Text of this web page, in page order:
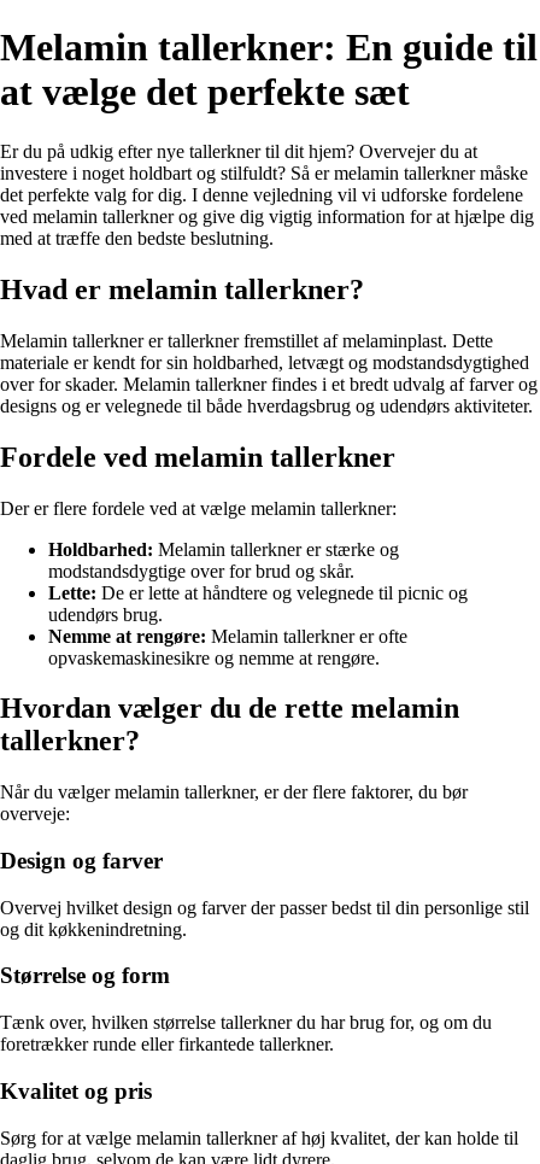
Melamin tallerkner: En guide til
at vælge det perfekte sæt
Er du på udkig efter nye tallerkner til dit hjem? Overvejer du at
investere i noget holdbart og stilfuldt? Så er melamin tallerkner måske
det perfekte valg for dig. I denne vejledning vil vi udforske fordelene
ved melamin tallerkner og give dig vigtig information for at hjælpe dig
med at træffe den bedste beslutning.
Hvad er melamin tallerkner?
Melamin tallerkner er tallerkner fremstillet af melaminplast. Dette
materiale er kendt for sin holdbarhed, letvægt og modstandsdygtighed
over for skader. Melamin tallerkner findes i et bredt udvalg af farver og
designs og er velegnede til både hverdagsbrug og udendørs aktiviteter.
Fordele ved melamin tallerkner
Der er flere fordele ved at vælge melamin tallerkner:
Holdbarhed: Melamin tallerkner er stærke og
modstandsdygtige over for brud og skår.
Lette: De er lette at håndtere og velegnede til picnic og
udendørs brug.
Nemme at rengøre: Melamin tallerkner er ofte
opvaskemaskinesikre og nemme at rengøre.
Hvordan vælger du de rette melamin
tallerkner?
Når du vælger melamin tallerkner, er der flere faktorer, du bør
overveje:
Design og farver
Overvej hvilket design og farver der passer bedst til din personlige stil
og dit køkkenindretning.
Størrelse og form
Tænk over, hvilken størrelse tallerkner du har brug for, og om du
foretrækker runde eller firkantede tallerkner.
Kvalitet og pris
Sørg for at vælge melamin tallerkner af høj kvalitet, der kan holde til
daglig brug, selvom de kan være lidt dyrere.